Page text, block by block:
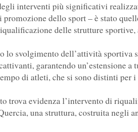
interventi più significativi
dello sport – è stato
delle strutture
lo svolgimento dell’attività sportiva
garantendo un’estensione
di atleti, che si sono distinti
trova evidenza l’intervento di
una struttura, costruita negli